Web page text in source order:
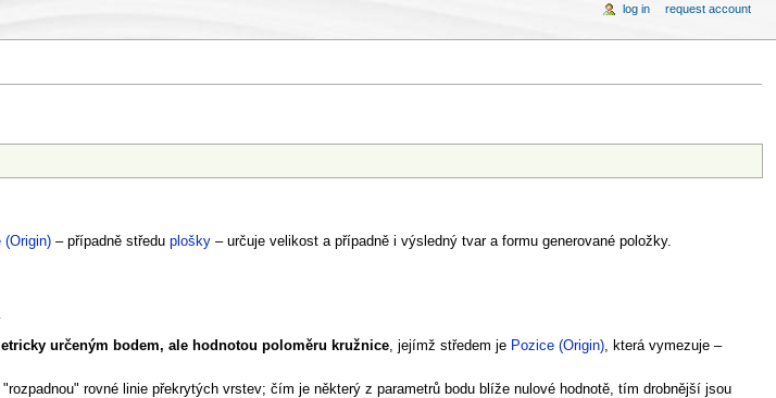
(Origin)– případně středu plošky– určuje velikost a případně i výsledný tvar a formu generované položky.
určeným bodem, ale hodnotou poloměru kružnice, jejímž středem je Pozice (Origin), která vymezuje ­–
rovné linie překrytých vrstev; čím je některý z parametrů bodu blíže nulové hodnotě, tím drobnější jsou
log in request account